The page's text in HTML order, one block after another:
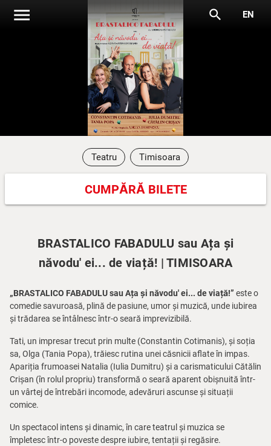
menu search EN
Teatru Timisoara
CUMPĂRĂ BILETE
BRASTALICO FABADULU sau Ața și
năvodu' ei... de viață! | TIMISOARA
„BRASTALICO FABADULU sau Ața și năvodu' ei... de viață!” este o
comedie savuroasă, plină de pasiune, umor și muzică, unde iubirea
și trădarea se întâlnesc într-o seară imprevizibilă.
Tati, un impresar trecut prin multe (Constantin Cotimanis), și soția
sa, Olga (Tania Popa), trăiesc rutina unei căsnicii aflate în impas.
Apariția frumoasei Natalia (Iulia Dumitru) și a carismaticului Cătălin
Crișan (în rolul propriu) transformă o seară aparent obișnuită într-
un vârtej de întrebări incomode, adevăruri ascunse și situații
comice.
Un spectacol intens și dinamic, în care teatrul și muzica se
împletesc într-o poveste despre iubire, tentații și regăsire.